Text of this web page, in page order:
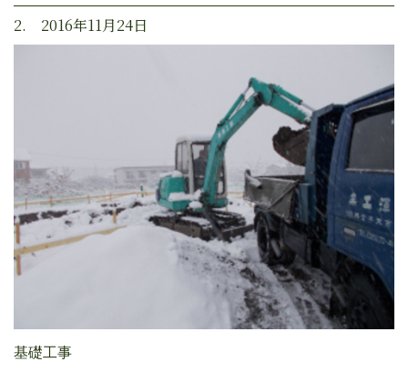
2. 2016年11月24日
基礎工事